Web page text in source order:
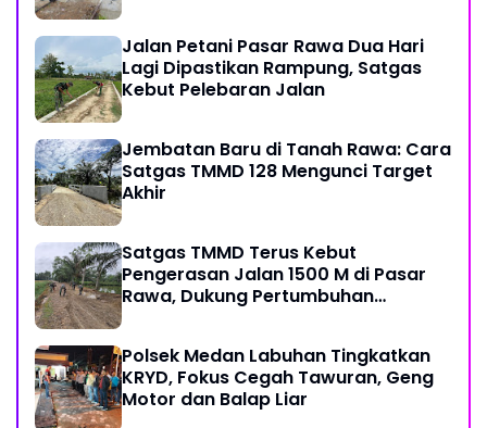
Jalan Petani Pasar Rawa Dua Hari
Lagi Dipastikan Rampung, Satgas
Kebut Pelebaran Jalan
Jembatan Baru di Tanah Rawa: Cara
Satgas TMMD 128 Mengunci Target
Akhir
Satgas TMMD Terus Kebut
Pengerasan Jalan 1500 M di Pasar
Rawa, Dukung Pertumbuhan
Polsek Medan Labuhan Tingkatkan
KRYD, Fokus Cegah Tawuran, Geng
Motor dan Balap Liar